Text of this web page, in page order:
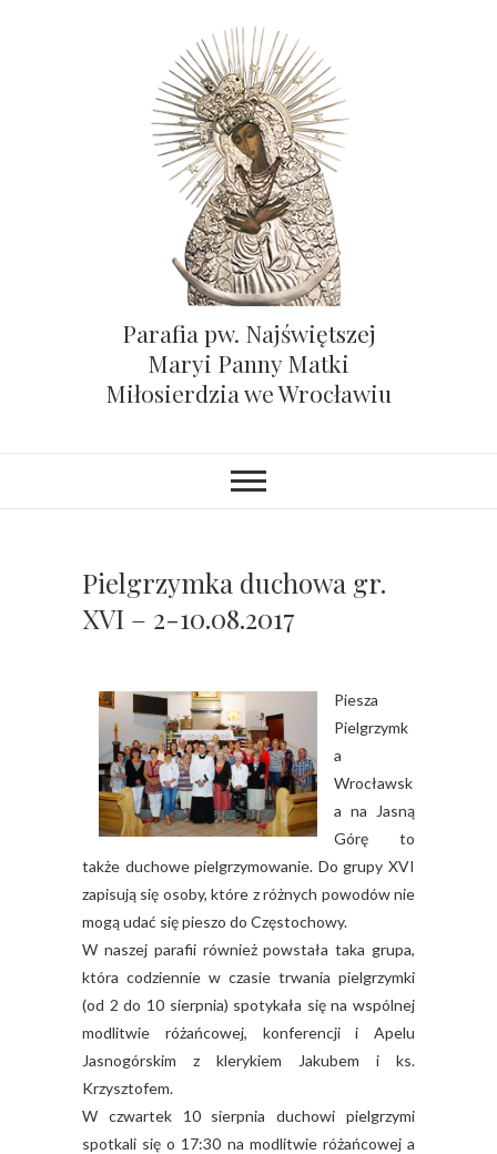
Parafia pw. Najświętszej
Maryi Panny Matki
Miłosierdzia we Wrocławiu
Pielgrzymka duchowa gr.
XVI – 2-10.08.2017
Piesza
Pielgrzymk
a
Wrocławsk
a na Jasną
Górę to
także duchowe pielgrzymowanie. Do grupy XVI
zapisują się osoby, które z różnych powodów nie
mogą udać się pieszo do Częstochowy.
W naszej parafii również powstała taka grupa,
która codziennie w czasie trwania pielgrzymki
(od 2 do 10 sierpnia) spotykała się na wspólnej
modlitwie różańcowej, konferencji i Apelu
Jasnogórskim z klerykiem Jakubem i ks.
Krzysztofem.
W czwartek 10 sierpnia duchowi pielgrzymi
spotkali się o 17:30 na modlitwie różańcowej a